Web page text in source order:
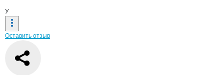
У
Оставить отзыв